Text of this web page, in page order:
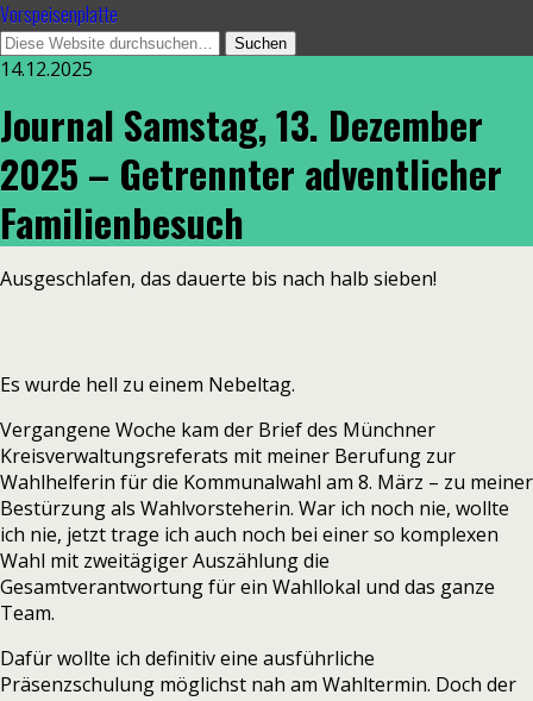
Vorspeisenplatte
14.12.2025
Journal Samstag, 13. Dezember
2025 – Getrennter adventlicher
Familienbesuch
Ausgeschlafen, das dauerte bis nach halb sieben!
Es wurde hell zu einem Nebeltag.
Vergangene Woche kam der Brief des Münchner
Kreisverwaltungsreferats mit meiner Berufung zur
Wahlhelferin für die Kommunalwahl am 8. März – zu meiner
Bestürzung als Wahlvorsteherin. War ich noch nie, wollte
ich nie, jetzt trage ich auch noch bei einer so komplexen
Wahl mit zweitägiger Auszählung die
Gesamtverantwortung für ein Wahllokal und das ganze
Team.
Dafür wollte ich definitiv eine ausführliche
Präsenzschulung möglichst nah am Wahltermin. Doch der